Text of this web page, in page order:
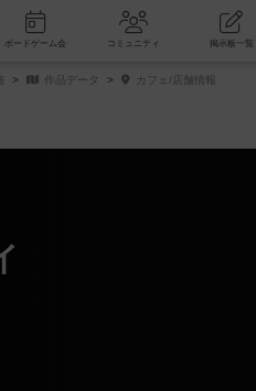
ュー ボードゲーム会 コミュニティ
作品データ カフェ/店舗情報